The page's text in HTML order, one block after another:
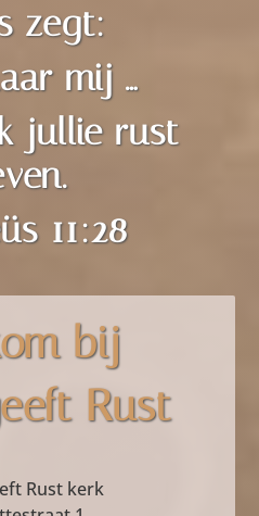
zegt:
mij …
jullie rust
11:28
bij
Rust
Rust kerk